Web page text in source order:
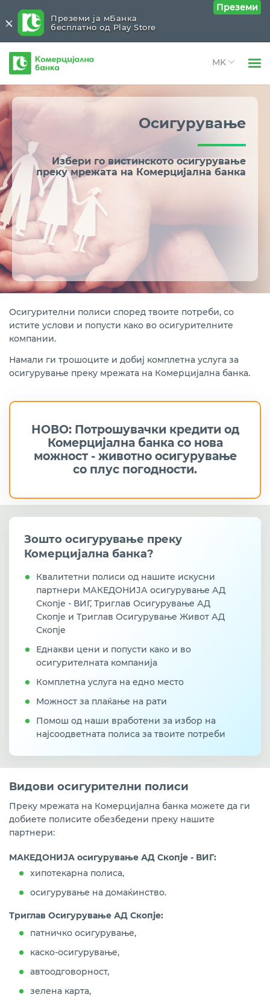
Open
Физички лица
Правни лица
Open
За нас
Open
Блог
Close submenu (Останато)
Open
Продажба на удели во КБ Инвест
Нашата мрежа
Траен налог
Курсна листа
Сефови
Осигурување
Уплата за визи
Помош и поддршка
Комерцијална
банка
Осигурување
Избери го вистинското осигурување
преку мрежата на Комерцијална банка
Осигурителни полиси според твоите потреби, со
истите услови и попусти како во осигурителните
компании.
Намали ги трошоците и добиј комплетна услуга за
осигурување преку мрежата на Комерцијална банка.
НОВО: Потрошувачки кредити од
Комерцијална банка со нова
можност - животно осигурување
со плус погодности.
Зошто осигурување преку
Комерцијална банка?
Квалитетни полиси од нашите искусни
партнери МАКЕДОНИЈА осигурување АД
Скопје - ВИГ, Триглав Oсигурување АД
Скопје и Триглав Осигурување Живот АД
Скопје
Еднакви цени и попусти како и во
осигурителната компанија
Комплетна услуга на едно место
Можност за плаќање на рати
Помош од наши вработени за избор на
најсоодветната полиса за твоите потреби
Видови осигурителни полиси
Преку мрежата на Комерцијална банка можете да ги
добиете полисите обезбедени преку нашите
партнери:
МАКЕДОНИЈА осигурување АД Скопје - ВИГ:
хипотекарна полиса,
осигурување на домаќинство.
Триглав Oсигурување АД Скопје:
патничко осигурување,
каско-осигурување,
автоодговорност,
зелена карта,
Преземи ја мБанка
бесплатно од Play Store
Преземи